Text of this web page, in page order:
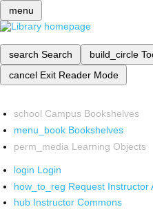
menu
search Search build_circle
cancel Exit Reader Mode
school Campus Bookshelves
menu_book Bookshelves
perm_media Learning Objects
login Login
how_to_reg Request Instructor
hub Instructor Commons